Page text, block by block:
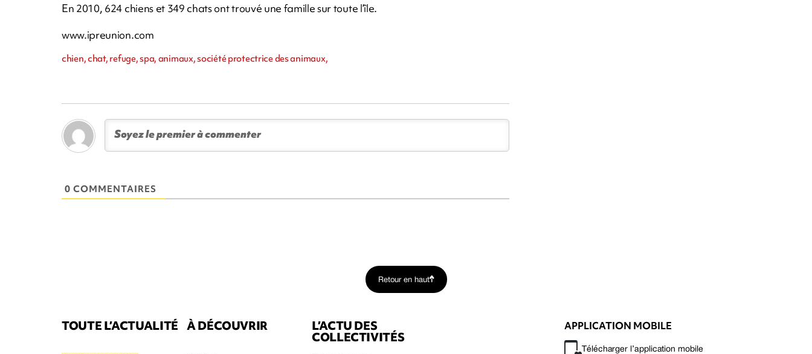
En 2010, 624 chiens et 349 chats ont trouvé une famille sur toute l’île.
www.ipreunion.com
chien, chat, refuge, spa, animaux, société protectrice des animaux,
0 COMMENTAIRES
Retour en haut
TOUTE L’ACTUALITÉ À DÉCOUVRIR L’ACTU DES
COLLECTIVITÉS
APPLICATION MOBILE
Télécharger l’application mobile